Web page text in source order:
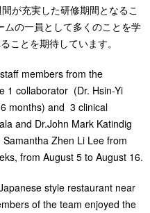
が充実した研修期間となるこ
の一員として多くのことを学
ことを期待しています。
members from the
1 collaborator (Dr. Hsin-Yi
months) and 3 clinical
and Dr.John Mark Katindig
Zhen Li Lee from
from August 5 to August 16.
style restaurant near
of the team enjoyed the